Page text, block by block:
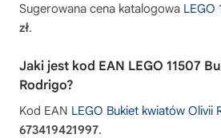
Sugerowana cena katalogowa LEGO
zł.
Jaki jest kod EAN LEGO 11507
Rodrigo?
Kod EAN LEGO Bukiet kwiatów Olivii
673419421997.